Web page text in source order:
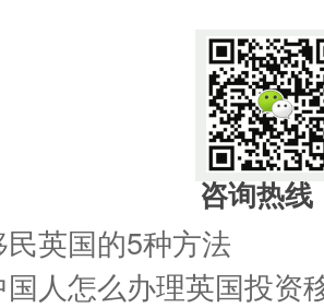
咨询热线
民英国的5种方法
国人怎么办理英国投资